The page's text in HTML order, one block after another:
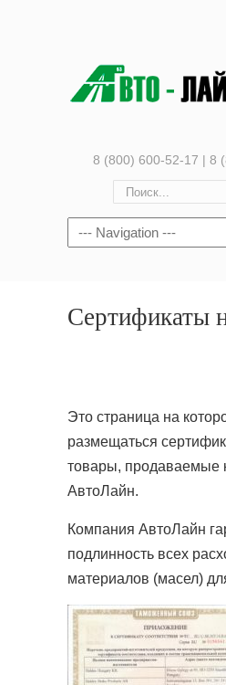
8 (800) 600-52-17 | 8
Сертификаты
Это страница на
размещаться
товары, продаваемые
АвтоЛайн.
Компания АвтоЛайн
подлинность всех
материалов (масел)